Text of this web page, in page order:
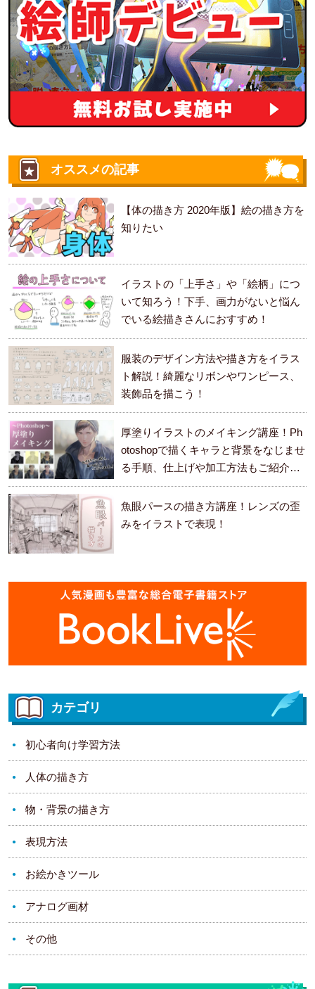
オススメの記事
【体の描き方 2020年版】絵の描き方を
知りたい
イラストの「上手さ」や「絵柄」につ
いて知ろう！下手、画力がないと悩ん
でいる絵描きさんにおすすめ！
服装のデザイン方法や描き方をイラス
ト解説！綺麗なリボンやワンピース、
装飾品を描こう！
厚塗りイラストのメイキング講座！Ph
otoshopで描くキャラと背景をなじませ
る手順、仕上げや加工方法もご紹介し
ます。
魚眼パースの描き方講座！レンズの歪
みをイラストで表現！
カテゴリ
初心者向け学習方法
人体の描き方
物・背景の描き方
表現方法
お絵かきツール
アナログ画材
その他